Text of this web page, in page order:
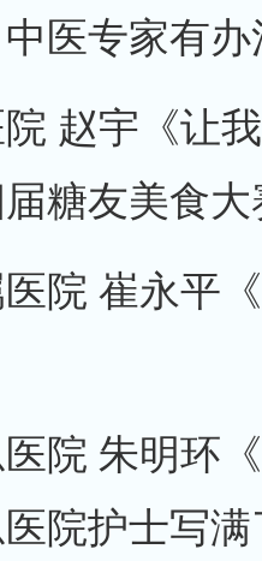
医专家有办
赵宇《让
糖友美食大
院 崔永平
院 朱明环
院护士写